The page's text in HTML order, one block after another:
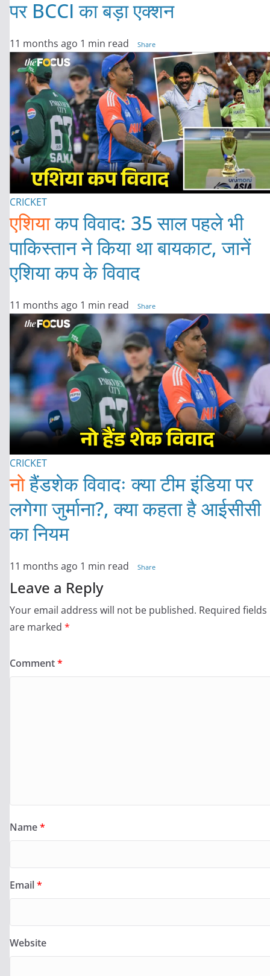
पर BCCI का बड़ा एक्शन
11 months ago 1 min read Share
CRICKET
एशियाकप विवाद: 35 साल पहले भी
पाकिस्तान ने किया था बायकाट, जानें
एशिया कप के विवाद
11 months ago 1 min read Share
CRICKET
नोहैंडशेक विवादः क्या टीम इंडिया पर
लगेगा जुर्माना?, क्या कहता है आईसीसी
का नियम
11 months ago 1 min read Share
Leave a Reply
Your email address will not be published. Required fields
are marked *
Comment*
Name*
Email*
Website